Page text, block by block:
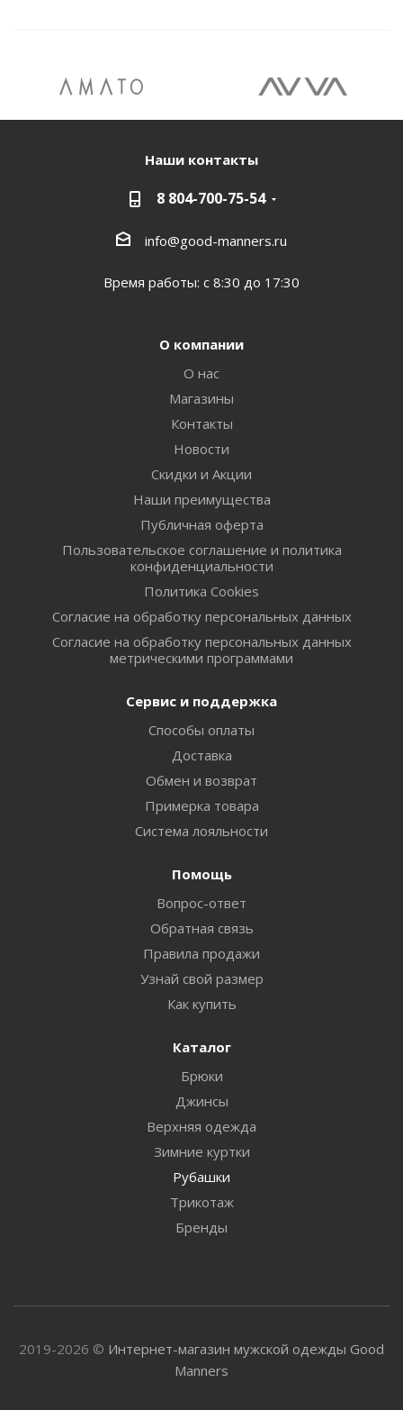
Наши контакты
8 804-700-75-54
info@good-manners.ru
Время работы: с 8:30 до 17:30
О компании
О нас
Магазины
Контакты
Новости
Скидки и Акции
Наши преимущества
Публичная оферта
Пользовательское соглашение и политика
конфиденциальности
Политика Cookies
Согласие на обработку персональных данных
Согласие на обработку персональных данных
метрическими программами
Сервис и поддержка
Способы оплаты
Доставка
Обмен и возврат
Примерка товара
Система лояльности
Помощь
Вопрос-ответ
Обратная связь
Правила продажи
Узнай свой размер
Как купить
Каталог
Брюки
Джинсы
Верхняя одежда
Зимние куртки
Рубашки
Трикотаж
Бренды
2019-2026 © Интернет-магазин мужской одежды Good
Manners